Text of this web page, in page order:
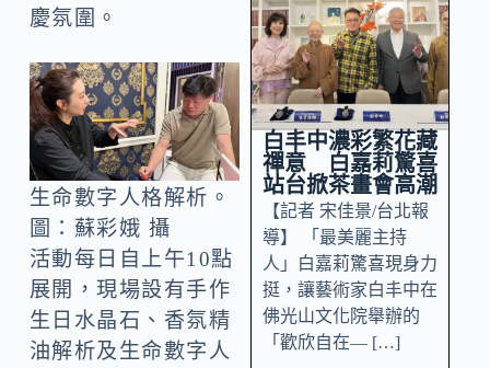
慶氛圍。
生命數字人格解析。
圖：蘇彩娥 攝
活動每日自上午10點
展開，現場設有手作
生日水晶石、香氛精
油解析及生命數字人
白丰中濃彩繁花藏
禪意 白嘉莉驚喜
站台掀茶畫會高潮
【記者 宋佳景/台北報
導】 「最美麗主持
人」白嘉莉驚喜現身力
挺，讓藝術家白丰中在
佛光山文化院舉辦的
「歡欣自在— […]